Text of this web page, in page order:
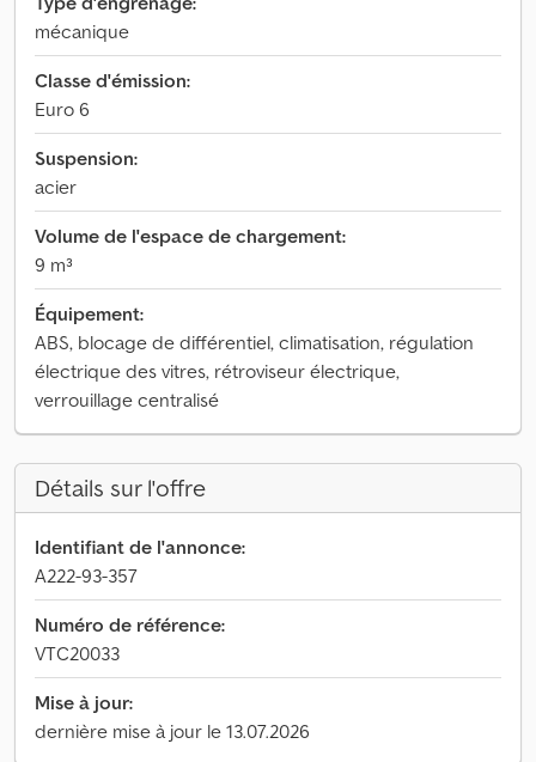
mécanique
Classe d'émission:
Euro 6
Suspension:
acier
Volume de l'espace de chargement:
9 m³
Équipement:
ABS, blocage de différentiel, climatisation, régulation
électrique des vitres, rétroviseur électrique,
verrouillage centralisé
Détails sur l'offre
Identifiant de l'annonce:
A222-93-357
Numéro de référence:
VTC20033
Mise à jour:
dernière mise à jour le 13.07.2026